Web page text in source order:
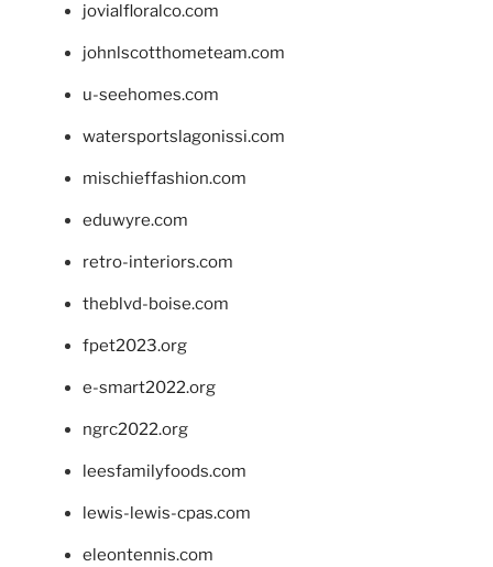
jovialfloralco.com
johnlscotthometeam.com
u-seehomes.com
watersportslagonissi.com
mischieffashion.com
eduwyre.com
retro-interiors.com
theblvd-boise.com
fpet2023.org
e-smart2022.org
ngrc2022.org
leesfamilyfoods.com
lewis-lewis-cpas.com
eleontennis.com